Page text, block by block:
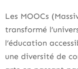
Les MOOCs
transformé
l’éducation
une diversité de